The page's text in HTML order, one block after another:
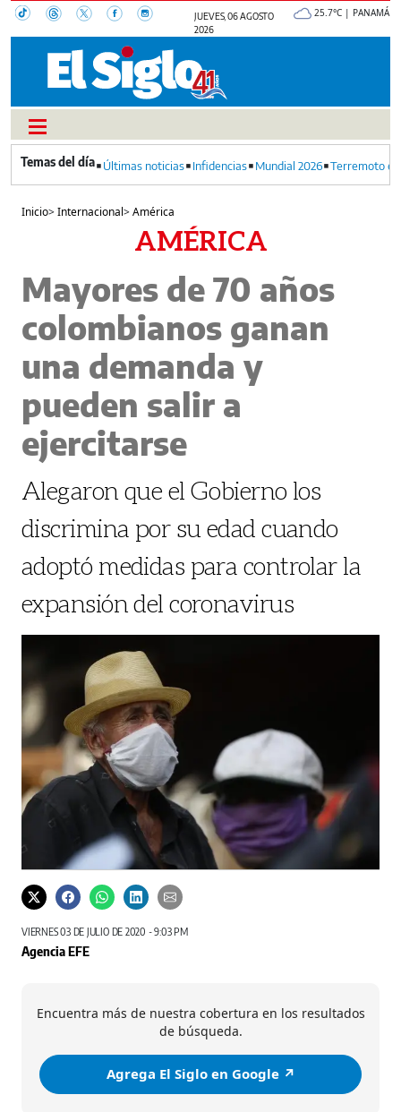
JUEVES, 06 AGOSTO
2026
25.7°C | PANAMÁ
Últimas noticias Infidencias Mundial 2026 Terremoto
Inicio>Internacional>América
AMÉRICA
Mayores de 70 años
colombianos ganan
una demanda y
pueden salir a
ejercitarse
Alegaron que el Gobierno los
discrimina por su edad cuando
adoptó medidas para controlar la
expansión del coronavirus
VIERNES 03 DE JULIO DE 2020 - 9:03 PM
Agencia EFE
Encuentra más de nuestra cobertura en los resultados
de búsqueda.
Agrega El Siglo en Google ↗️